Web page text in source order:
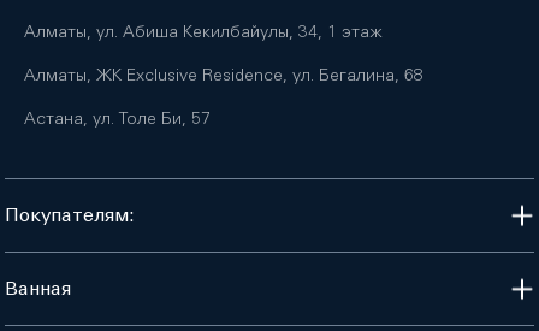
Алматы, ул. Абиша Кекилбайулы, 34, 1 этаж
Алматы, ЖК Exclusive Residence, ул. Бегалина, 68
Астана, ул. Толе Би, 57
Покупателям:
Ванная